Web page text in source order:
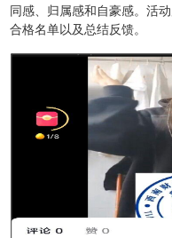
同感、归属感和自豪感。活
合格名单以及总结反馈。